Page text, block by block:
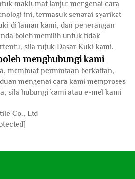
maklumat lanjut mengenai cara
ini, termasuk senarai syarikat
di laman kami, dan penerangan
boleh memilih untuk tidak
sila rujuk Dasar Kuki kami.
menghubungi kami
membuat permintaan berkaitan,
mengenai cara kami memproses
sila hubungi kami atau e-mel kami
Co., Ltd